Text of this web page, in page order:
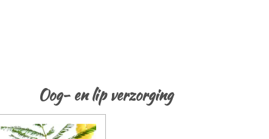
Oog- en lip verzorging